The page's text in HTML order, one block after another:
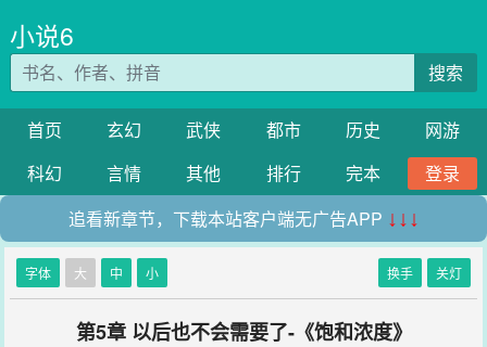
小说6
搜索
首页 玄幻 武侠 都市 历史
网游
科幻
言情 其他 排行 完本
登录
追看新章节，下载本站客户端无广告APP ↓↓↓
字体 大 中 小 换手 关灯
第5章 以后也不会需要了-《饱和浓度》